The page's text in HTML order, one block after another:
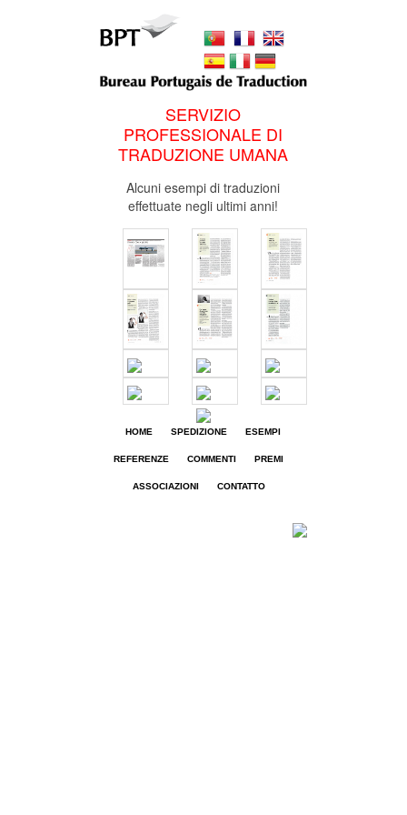
SERVIZIO
PROFESSIONALE DI
TRADUZIONE UMANA
Alcuni esempi di traduzioni
effettuate negli ultimi anni!
HOME SPEDIZIONE ESEMPI
REFERENZE COMMENTI PREMI
ASSOCIAZIONI CONTATTO